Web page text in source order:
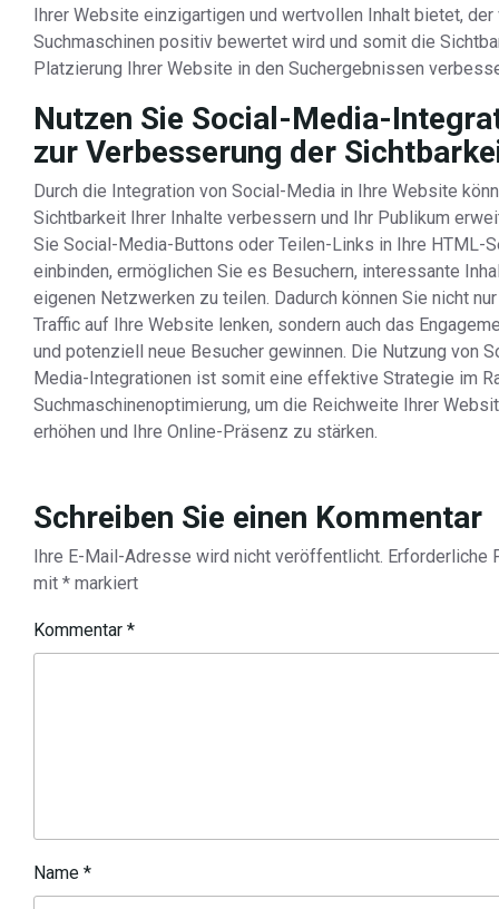
Ihrer Website einzigartigen und wertvollen Inhalt bietet, der
Suchmaschinen positiv bewertet wird und somit die
Platzierung Ihrer Website in den Suchergebnissen
Nutzen Sie Social-Media-
zur Verbesserung der
Durch die Integration von Social-Media in Ihre Website
Sichtbarkeit Ihrer Inhalte verbessern und Ihr Publikum
Sie Social-Media-Buttons oder Teilen-Links in Ihre HTML-
einbinden, ermöglichen Sie es Besuchern, interessante
eigenen Netzwerken zu teilen. Dadurch können Sie nicht
Traffic auf Ihre Website lenken, sondern auch das
und potenziell neue Besucher gewinnen. Die Nutzung von
Media-Integrationen ist somit eine effektive Strategie im
Suchmaschinenoptimierung, um die Reichweite Ihrer
erhöhen und Ihre Online-Präsenz zu stärken.
Schreiben Sie einen Kommentar
Ihre E-Mail-Adresse wird nicht veröffentlicht. Erforderliche
mit * markiert
Kommentar *
Name *